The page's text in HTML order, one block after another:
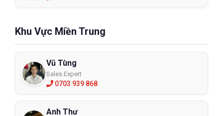
Khu Vực Miền Trung
Vũ Tùng
Sales Expert
0703 939 868
Anh Thư